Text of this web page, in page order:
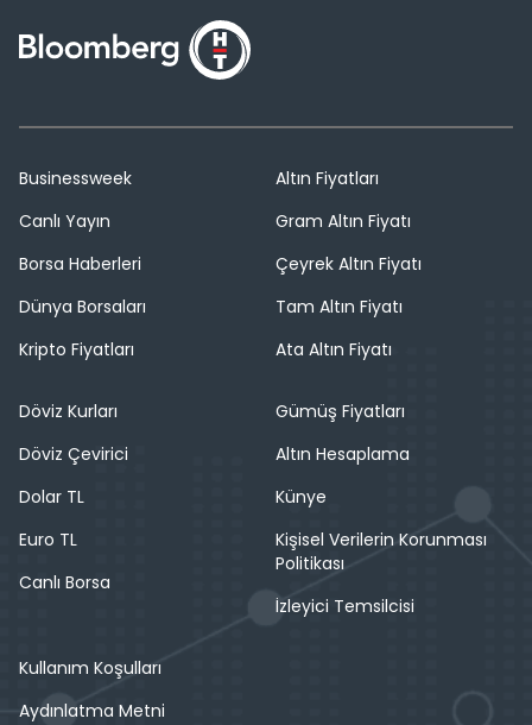
Businessweek
Canlı Yayın
Borsa Haberleri
Dünya Borsaları
Kripto Fiyatları
Altın Fiyatları
Gram Altın Fiyatı
Çeyrek Altın Fiyatı
Tam Altın Fiyatı
Ata Altın Fiyatı
Döviz Kurları
Döviz Çevirici
Dolar TL
Euro TL
Canlı Borsa
Gümüş Fiyatları
Altın Hesaplama
Künye
Kişisel Verilerin Korunması
Politikası
İzleyici Temsilcisi
Kullanım Koşulları
Aydınlatma Metni